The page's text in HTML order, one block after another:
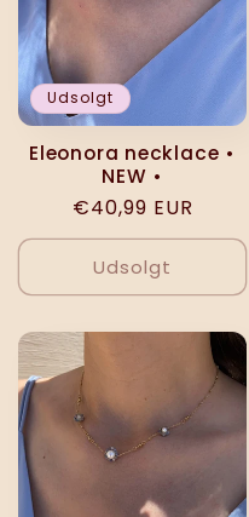
Udsolgt
Eleonora necklace •
NEW •
Normalpris
€40,99 EUR
Udsolgt